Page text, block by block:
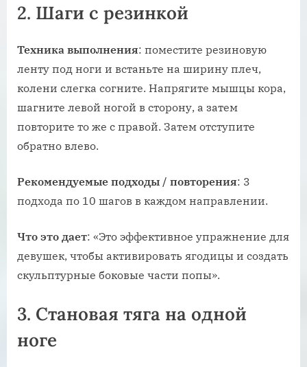
2. Шаги с резинкой
Техника выполнения: поместите резиновую
ленту под ноги и встаньте на ширину плеч,
колени слегка согните. Напрягите мышцы кора,
шагните левой ногой в сторону, а затем
повторите то же с правой. Затем отступите
обратно влево.
Рекомендуемые подходы / повторения: 3
подхода по 10 шагов в каждом направлении.
Что это дает: «Это эффективное упражнение для
девушек, чтобы активировать ягодицы и создать
скульптурные боковые части попы».
3. Становая тяга на одной
ноге